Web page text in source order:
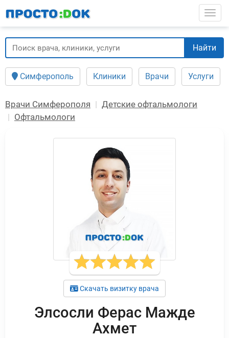
содержанию
Найти
Симферополь Клиники Врачи Услуги
Врачи Симферополя
Детские офтальмологи
Офтальмологи
Скачать визитку врача
Элсосли Ферас Мажде
Ахмет